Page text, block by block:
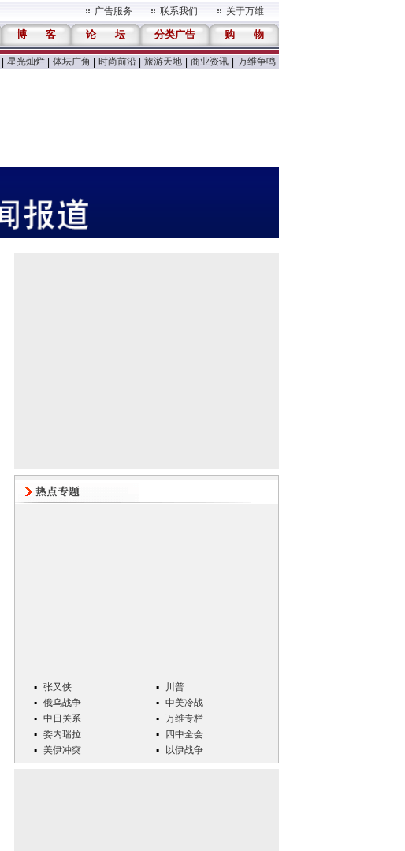
广告服务 联系我们 关于万维
博 客 论 坛 分类广告 购 物
星光灿烂 体坛广角 时尚前沿 旅游天地 商业资讯 万维争鸣
张又侠
川普
俄乌战争
中美冷战
中日关系
万维专栏
委内瑞拉
四中全会
美伊冲突
以伊战争